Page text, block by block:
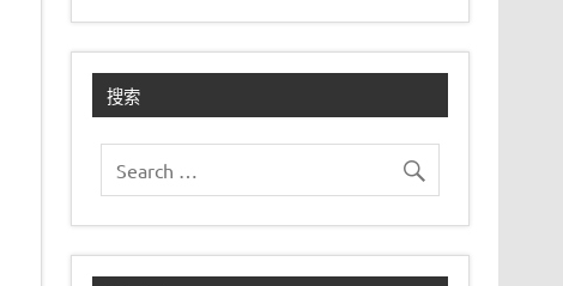
搜索